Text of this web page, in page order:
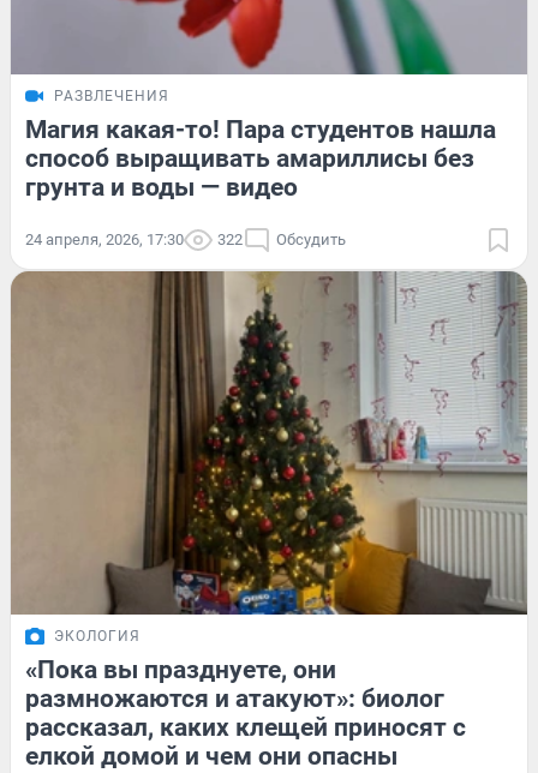
РАЗВЛЕЧЕНИЯ
Магия какая-то! Пара студентов нашла
способ выращивать амариллисы без
грунта и воды — видео
24 апреля, 2026, 17:30 322 Обсудить
ЭКОЛОГИЯ
«Пока вы празднуете, они
размножаются и атакуют»: биолог
рассказал, каких клещей приносят с
елкой домой и чем они опасны